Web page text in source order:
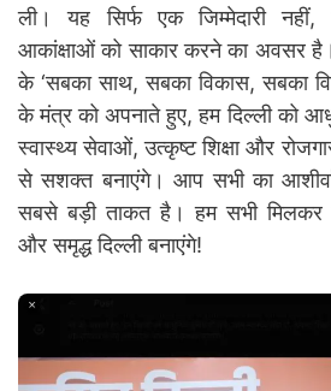
ली। यह सिर्फ एक जिम्मेदारी नहीं,
आकांक्षाओं को साकार करने का अवसर है।
के ‘सबका साथ, सबका विकास, सबका
के मंत्र को अपनाते हुए, हम दिल्ली को
स्वास्थ्य सेवाओं, उत्कृष्ट शिक्षा और
से सशक्त बनाएंगे। आप सभी का
सबसे बड़ी ताकत है। हम सभी मिलकर
और समृद्ध दिल्ली बनाएंगे!